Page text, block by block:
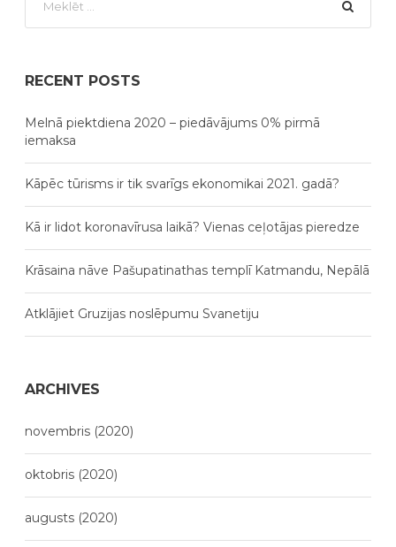
RECENT POSTS
Melnā piektdiena 2020 – piedāvājums 0% pirmā
iemaksa
Kāpēc tūrisms ir tik svarīgs ekonomikai 2021. gadā?
Kā ir lidot koronavīrusa laikā? Vienas ceļotājas pieredze
Krāsaina nāve Pašupatinathas templī Katmandu, Nepālā
Atklājiet Gruzijas noslēpumu Svanetiju
ARCHIVES
novembris (2020)
oktobris (2020)
augusts (2020)